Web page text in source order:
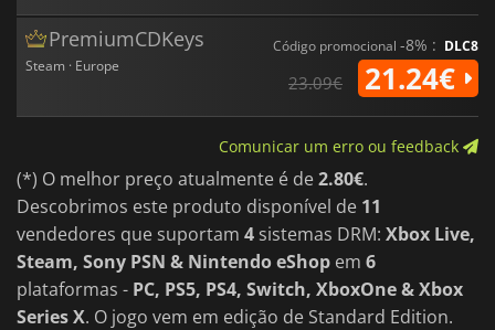
PremiumCDKeys
Steam · Europe
Código promocional -8% : DLC8
23.09€ 21.24€
Comunicar um erro ou feedback
(*) O melhor preço atualmente é de2.80€.
Descobrimos este produto disponível de 11
vendedores que suportam 4 sistemas DRM: Xbox Live,
Steam, Sony PSN & Nintendo eShop em 6
plataformas - PC, PS5, PS4, Switch, XboxOne & Xbox
Series X. O jogo vem em edição de Standard Edition.